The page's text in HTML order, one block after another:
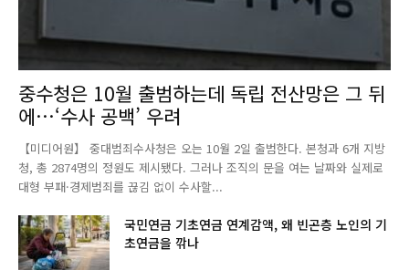
중수청은 10월 출범하는데 독립 전산망은 그 뒤
에…‘수사 공백’ 우려
【미디어원】 중대범죄수사청은 오는 10월 2일 출범한다. 본청과 6개 지방
청, 총 2874명의 정원도 제시됐다. 그러나 조직의 문을 여는 날짜와 실제로
대형 부패·경제범죄를 끊김 없이 수사할...
국민연금 기초연금 연계감액, 왜 빈곤층 노인의 기
초연금을 깎나